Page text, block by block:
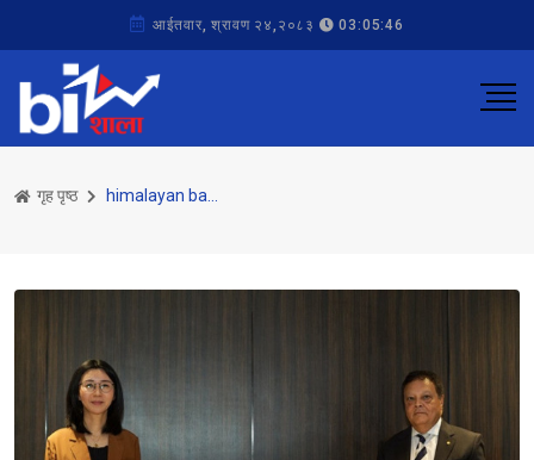
आईतवार, श्रावण २४,२०८३ 03:05:46
गृह पृष्ठ